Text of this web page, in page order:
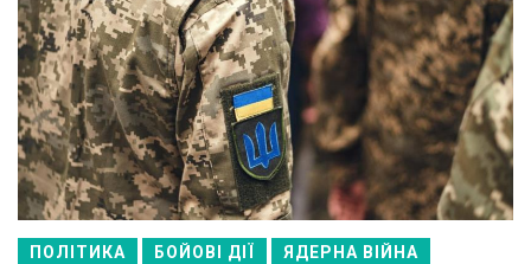
ПОЛІТИКА БОЙОВІ ДІЇ ЯДЕРНА ВІЙНА